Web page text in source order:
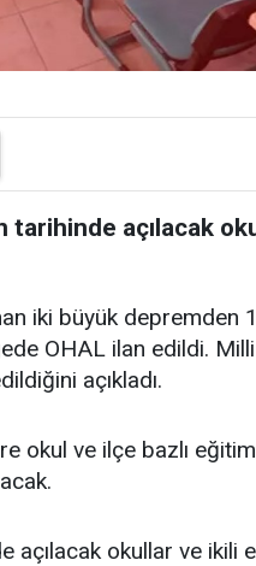
açılacak
iki büyük depremden
OHAL ilan edildi.
açıkladı.
okul ve ilçe bazlı
okullar ve ikili